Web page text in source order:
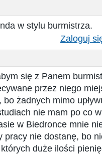
w stylu burmistrza.
Zaloguj
się z Panem
przez niego
żadnych mimo
nie mam po co
w Biedronce mnie
pracy nie dostanę, bo
duże ilości